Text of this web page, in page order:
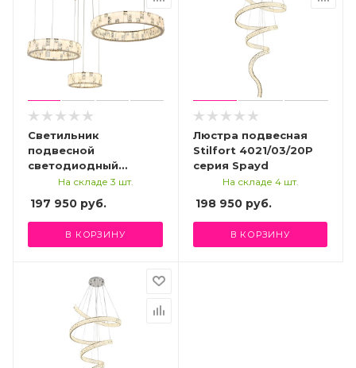
Светильник
подвесной
светодиодный
Stilfort 4015/03/03P,
На складе 3 шт.
197 950 руб.
В КОРЗИНУ
Люстра подвесная
Stilfort 4021/03/20P
серия Spayd
На складе 4 шт.
198 950руб.
В КОРЗИНУ